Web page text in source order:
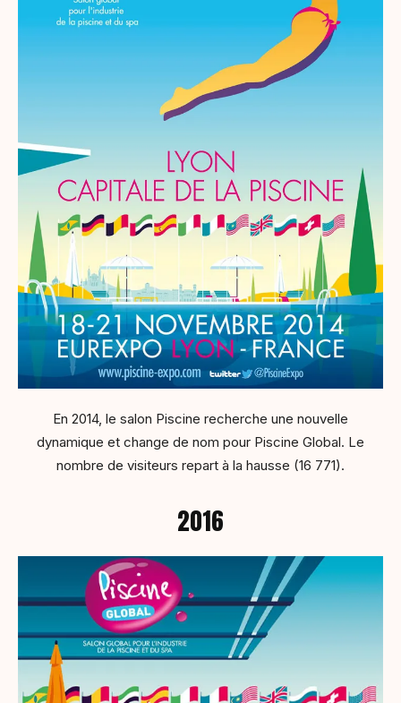
En 2014, le salon Piscine recherche une nouvelle
dynamique et change de nom pour Piscine Global. Le
nombre de visiteurs repart à la hausse (16 771).
2016